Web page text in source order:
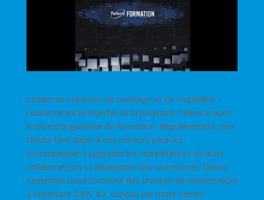
Leader de solutions de pointage et de traçabilité
connecté sur le marché de la propreté, Teleric a aussi
le titre d’organisme de formation. Régulièrement, nos
clients font appel à nos services pour les
accompagner à upgrader les compétences de leurs
collaborateurs et développer leur autonomie. Début
novembre nous formions des chargés de mission ISOR
à l’interface ORIS 4.0, conçue par notre centre